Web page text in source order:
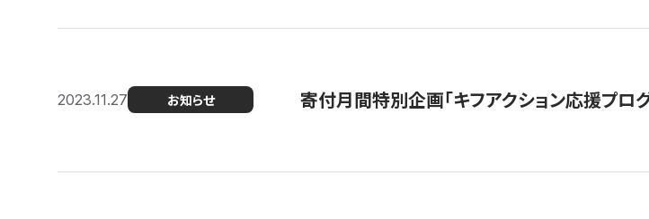
2023.11.27 お知らせ 寄付月間特別企画「キフアクション応援プロ